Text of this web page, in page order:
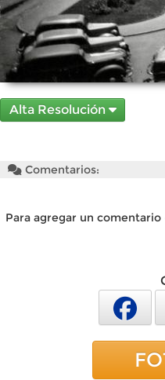
Alta Resolución
Comentarios:
Para agregar un comentario